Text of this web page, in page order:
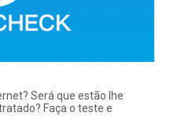
Será que estão lhe
Faça o teste e